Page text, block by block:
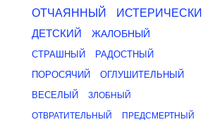
ОТЧАЯННЫЙ
ДЕТСКИЙ
ЖАЛОБНЫЙ
СТРАШНЫЙ
РАДОСТНЫЙ
ПОРОСЯЧИЙ
ОГЛУШИТЕЛЬНЫЙ
ВЕСЕЛЫЙ
ЗЛОБНЫЙ
ОТВРАТИТЕЛЬНЫЙ ПРЕДСМЕРТНЫЙ